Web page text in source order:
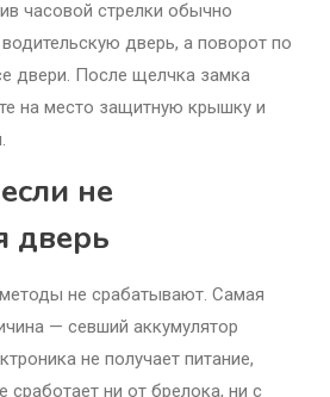
часовой стрелки обычно
дверь, а поворот по
двери. После щелчка замка
на место защитную крышку и
не
дверь
не срабатывают. Самая
— севший аккумулятор
не получает питание,
сработает ни от брелока, ни с